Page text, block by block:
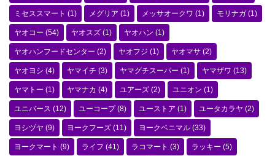
ミセススマート (1) メグリア (1) メッサオークワ (1) モリナガ (1)
ヤオコー (54) ヤオスズ (1) ヤオハン (1)
ヤオハンフードセンター (2) ヤオフジ (1) ヤオマサ (2)
ヤオヨシ (4) ヤマイチ (3) ヤマグチスーパー (1) ヤマザワ (13)
ヤマトー (1) ヤマナカ (4) ユアーズ (2) ユニオン (1)
ユニバース (12) ユーコープ(8) ユーストア (1) ユータカラヤ (2)
ヨシヅヤ (9) ヨークフーズ (11) ヨークベニマル (33)
ヨークマート (9) ライフ (41) ラコマート (3) ラッキー (5)